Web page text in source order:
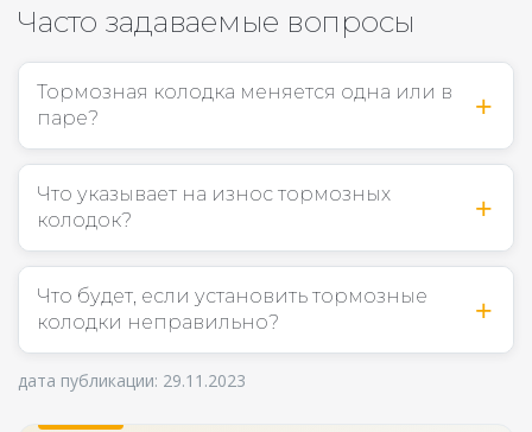
Часто задаваемые вопросы
Тормозная колодка меняется одна или в
паре?
Что указывает на износ тормозных
колодок?
Что будет, если установить тормозные
колодки неправильно?
дата публикации: 29.11.2023